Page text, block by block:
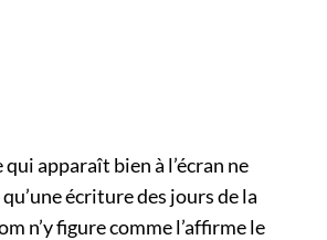
apparaît bien à l’écran ne
écriture des jours de la
n’y figure comme l’affirme le